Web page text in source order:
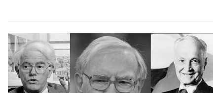
r
a
d
e
c
t
u
r